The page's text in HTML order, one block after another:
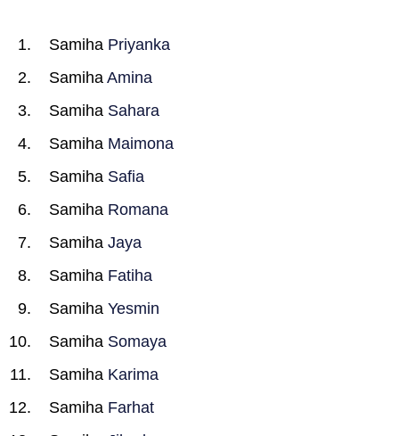
Samiha Priyanka
Samiha Amina
Samiha Sahara
Samiha Maimona
Samiha Safia
Samiha Romana
Samiha Jaya
Samiha Fatiha
Samiha Yesmin
Samiha Somaya
Samiha Karima
Samiha Farhat